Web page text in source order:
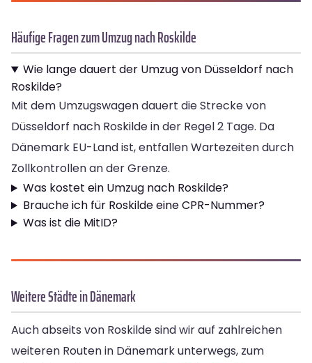
Häufige Fragen zum Umzug nach Roskilde
Wie lange dauert der Umzug von Düsseldorf nach
Roskilde?
Mit dem Umzugswagen dauert die Strecke von
Düsseldorf nach Roskilde in der Regel 2 Tage. Da
Dänemark EU-Land ist, entfallen Wartezeiten durch
Zollkontrollen an der Grenze.
Was kostet ein Umzug nach Roskilde?
Brauche ich für Roskilde eine CPR-Nummer?
Was ist die MitID?
Weitere Städte in Dänemark
Auch abseits von Roskilde sind wir auf zahlreichen
weiteren Routen in Dänemark unterwegs, zum